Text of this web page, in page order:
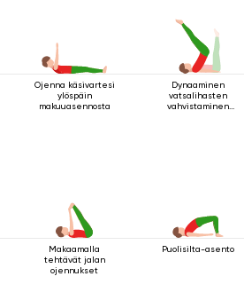
Ojenna käsivartesi
ylöspäin
makuuasennosta
Dynaaminen
vatsalihasten
vahvistaminen
Makaamalla
tehtävät jalan
ojennukset
Puolisilta-asento